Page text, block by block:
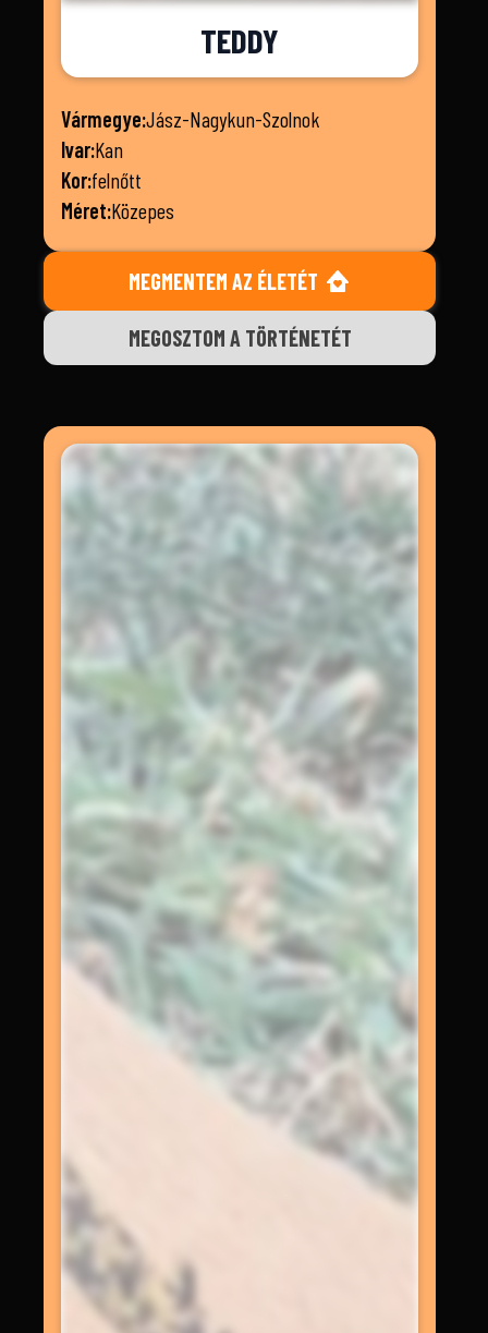
TEDDY
Vármegye:Jász-Nagykun-Szolnok
Ivar:Kan
Kor:felnőtt
Méret:Közepes
MEGMENTEM AZ ÉLETÉT
MEGOSZTOM A TÖRTÉNETÉT